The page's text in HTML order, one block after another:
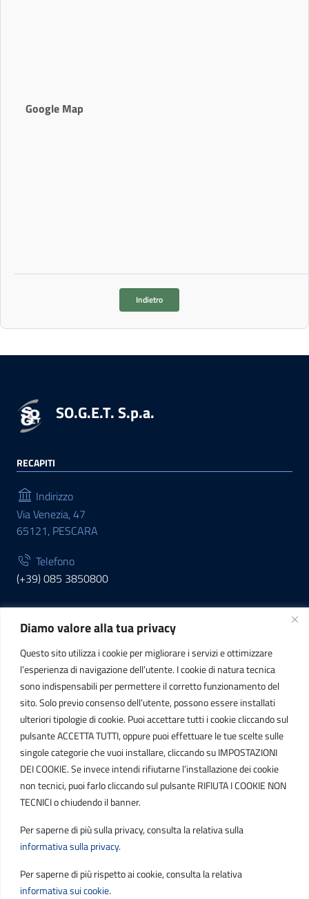
Diamo valore alla tua privacy
Questo sito utilizza i cookie per migliorare i servizi e ottimizzare
l’esperienza di navigazione dell’utente. I cookie di natura tecnica
sono indispensabili per permettere il corretto funzionamento del
sito. Solo previo consenso dell’utente, possono essere installati
ulteriori tipologie di cookie. Puoi accettare tutti i cookie cliccando sul
pulsante ACCETTA TUTTI, oppure puoi effettuare le tue scelte sulle
singole categorie che vuoi installare, cliccando su IMPOSTAZIONI
DEI COOKIE. Se invece intendi rifiutarne l’installazione dei cookie
non tecnici, puoi farlo cliccando sul pulsante RIFIUTA I COOKIE NON
TECNICI o chiudendo il banner.
Per saperne di più sulla privacy, consulta la relativa sulla
informativa sulla privacy.
Per saperne di più rispetto ai cookie, consulta la relativa
informativa sui cookie.
Google Map
Indietro
SO.G.E.T. S.p.a.
RECAPITI
Indirizzo
Via Venezia, 47
65121, PESCARA
Telefono
(+39) 085 3850800
INFORMAZIONI
C.F. / P.IVA
IT01807790686
POSTA ELETTRONICA
PEC
protocollo.sogetspa@pec.it
contribuenti@sogetspa.it
SEGUICI SU